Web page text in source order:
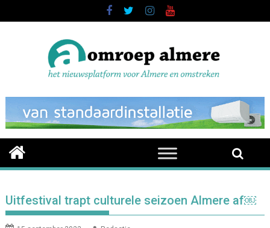
to
Uitfestival trapt culturele seizoen Almere af￼